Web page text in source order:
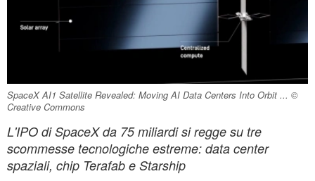
SpaceX AI1 Satellite Revealed: Moving AI Data Centers Into Orbit ... ©
Creative Commons
L'IPO di SpaceX da 75 miliardi si regge su tre
scommesse tecnologiche estreme: data center
spaziali, chip Terafab e Starship